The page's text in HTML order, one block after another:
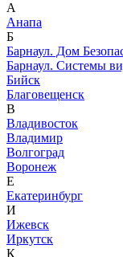
А
Анапа
Б
Барнаул. Дом
Барнаул. Системы
Бийск
Благовещенск
В
Владивосток
Владимир
Волгоград
Воронеж
Е
Екатеринбург
И
Ижевск
Иркутск
К